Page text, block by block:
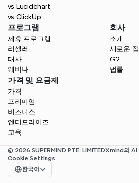
vs Lucidchart
vs ClickUp
프로그램
제휴 프로그램
리셀러
대사
웨비나
회사
소개
새로운 점
G2
법률
가격 및 요금제
가격
프리미엄
비즈니스
엔터프라이즈
교육
© 2026 SUPERMIND PTE. LIMITEDXmind의 AI
Cookie Settings
Select Language
한국어